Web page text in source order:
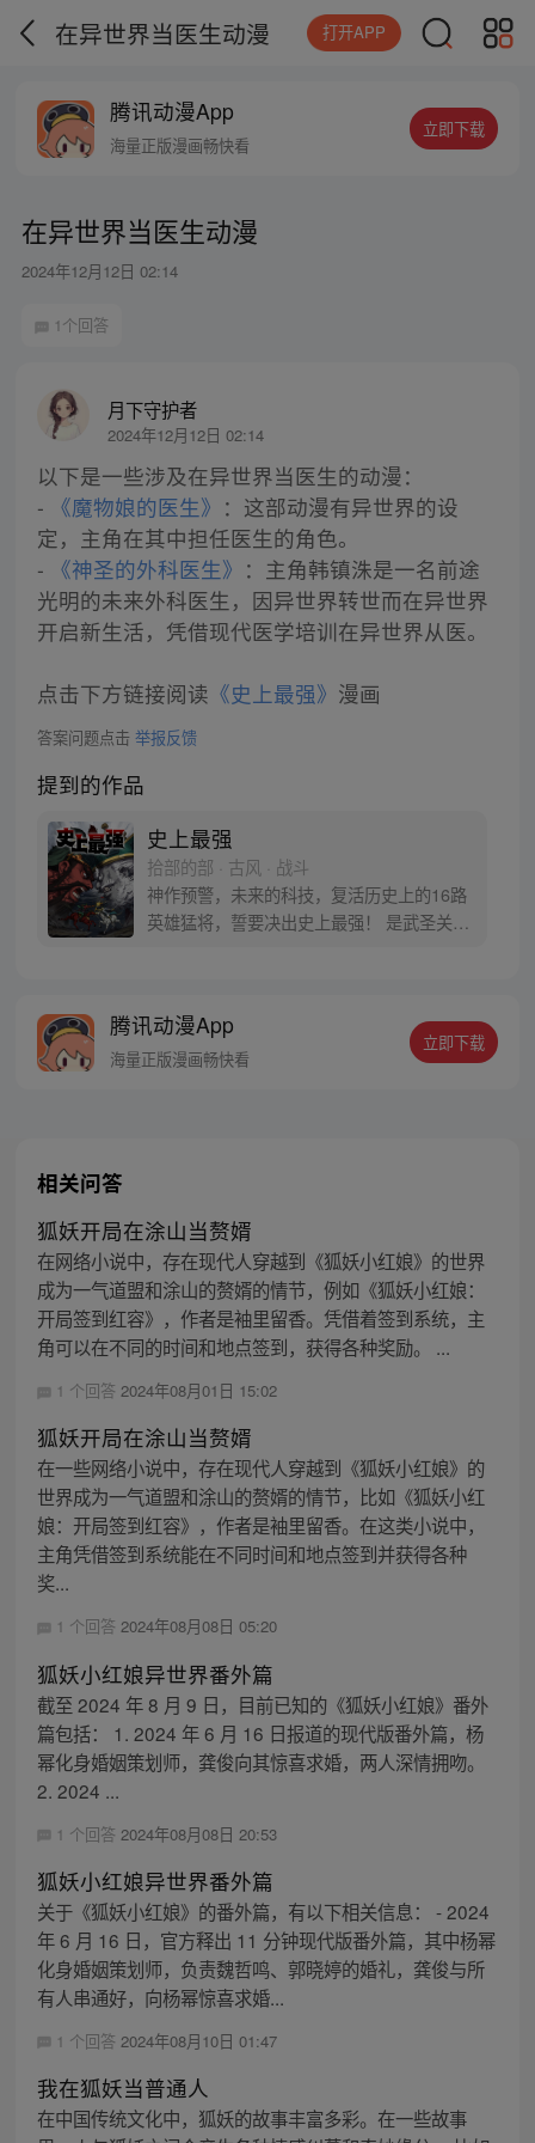
在异世界当医生动漫 打开APP
腾讯动漫App
海量正版漫画畅快看
立即下载
在异世界当医生动漫
2024年12月12日 02:14
1个回答
月下守护者
2024年12月12日 02:14
以下是一些涉及在异世界当医生的动漫：
- 《魔物娘的医生》 ：这部动漫有异世界的设
定，主角在其中担任医生的角色。
- 《神圣的外科医生》 ：主角韩镇洙是一名前途
光明的未来外科医生，因异世界转世而在异世界
开启新生活，凭借现代医学培训在异世界从医。
点击下方链接阅读 《史上最强》 漫画
答案问题点击 举报反馈
提到的作品
史上最强
拾部的部 · 古风 · 战斗
神作预警，未来的科技，复活历史上的16路
英雄猛将，誓要决出史上最强！ 是武圣关云
丝群：481670726
腾讯动漫App
海量正版漫画畅快看
立即下载
相关问答
狐妖开局在涂山当赘婿
在网络小说中，存在现代人穿越到《狐妖小红娘》的世界
成为一气道盟和涂山的赘婿的情节，例如《狐妖小红娘：
开局签到红容》，作者是袖里留香。凭借着签到系统，主
角可以在不同的时间和地点签到，获得各种奖励。 ...
1 个回答 2024年08月01日 15:02
狐妖开局在涂山当赘婿
在一些网络小说中，存在现代人穿越到《狐妖小红娘》的
世界成为一气道盟和涂山的赘婿的情节，比如《狐妖小红
娘：开局签到红容》，作者是袖里留香。在这类小说中，
主角凭借签到系统能在不同时间和地点签到并获得各种
奖...
1 个回答 2024年08月08日 05:20
狐妖小红娘异世界番外篇
截至 2024 年 8 月 9 日，目前已知的《狐妖小红娘》番外
篇包括： 1. 2024 年 6 月 16 日报道的现代版番外篇，杨
幂化身婚姻策划师，龚俊向其惊喜求婚，两人深情拥吻。
2. 2024 ...
1 个回答 2024年08月08日 20:53
狐妖小红娘异世界番外篇
关于《狐妖小红娘》的番外篇，有以下相关信息： - 2024
年 6 月 16 日，官方释出 11 分钟现代版番外篇，其中杨幂
化身婚姻策划师，负责魏哲鸣、郭晓婷的婚礼，龚俊与所
有人串通好，向杨幂惊喜求婚...
1 个回答 2024年08月10日 01:47
我在狐妖当普通人
在中国传统文化中，狐妖的故事丰富多彩。在一些故事